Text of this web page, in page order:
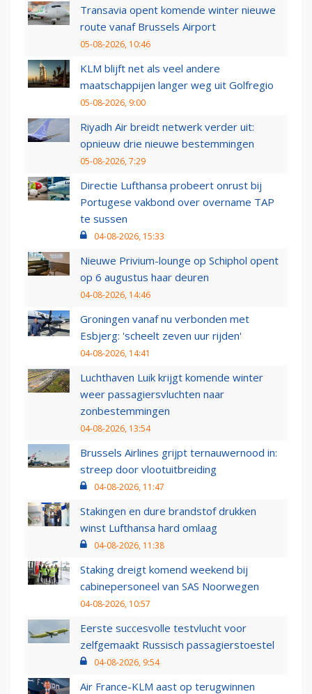
Transavia opent komende winter nieuwe
route vanaf Brussels Airport
05-08-2026, 10:46
KLM blijft net als veel andere
maatschappijen langer weg uit Golfregio
05-08-2026, 9:00
Riyadh Air breidt netwerk verder uit:
opnieuw drie nieuwe bestemmingen
05-08-2026, 7:29
Directie Lufthansa probeert onrust bij
Portugese vakbond over overname TAP
te sussen
04-08-2026, 15:33
Nieuwe Privium-lounge op Schiphol opent
op 6 augustus haar deuren
04-08-2026, 14:46
Groningen vanaf nu verbonden met
Esbjerg: 'scheelt zeven uur rijden'
04-08-2026, 14:41
Luchthaven Luik krijgt komende winter
weer passagiersvluchten naar
zonbestemmingen
04-08-2026, 13:54
Brussels Airlines grijpt ternauwernood in:
streep door vlootuitbreiding
04-08-2026, 11:47
Stakingen en dure brandstof drukken
winst Lufthansa hard omlaag
04-08-2026, 11:38
Staking dreigt komend weekend bij
cabinepersoneel van SAS Noorwegen
04-08-2026, 10:57
Eerste succesvolle testvlucht voor
zelfgemaakt Russisch passagierstoestel
04-08-2026, 9:54
Air France-KLM aast op terugwinnen